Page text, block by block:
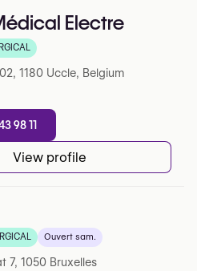
Electre
5 sur Google
1180 Uccle, Belgium
98 11
View profile
5 sur Google
Ouvert sam.
7, 1050 Bruxelles